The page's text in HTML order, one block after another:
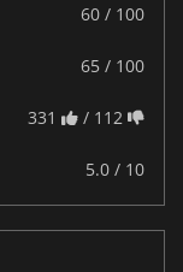
60 / 100
65 / 100
331 / 112
5.0 / 10